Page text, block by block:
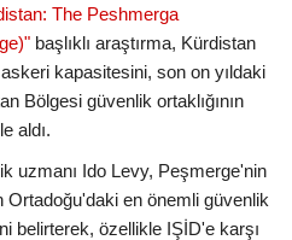
The Peshmerga
başlıklı araştırma, Kürdistan
kapasitesini, son on yıldaki
Bölgesi güvenlik ortaklığının
aldı.
uzmanı Ido Levy, Peşmerge'nin
Ortadoğu'daki en önemli güvenlik
belirterek, özellikle IŞİD'e karşı